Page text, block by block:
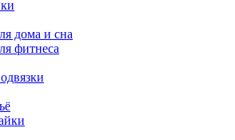
дома и сна
фитнеса